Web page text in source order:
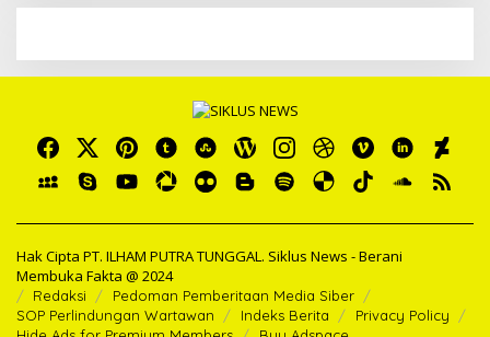
Hak Cipta PT. ILHAM PUTRA TUNGGAL. Siklus News - Berani
Membuka Fakta @ 2024
Redaksi
Pedoman Pemberitaan Media Siber
SOP Perlindungan Wartawan
Indeks Berita
Privacy Policy